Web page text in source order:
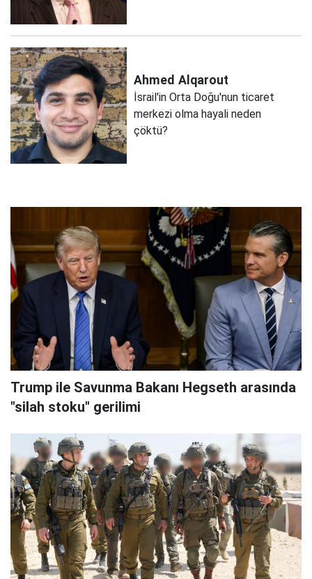
Ahmed Alqarout
İsrail'in Orta Doğu'nun ticaret
merkezi olma hayali neden
çöktü?
Trump ile Savunma Bakanı Hegseth arasında
"silah stoku" gerilimi